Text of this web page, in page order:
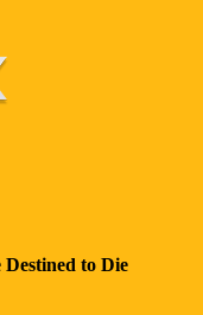
to Die